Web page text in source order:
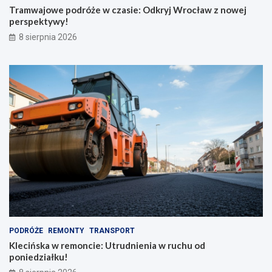
r
a
d
n
y
m
p
l
e
c
a
k
e
m
p
e
e
k
t
y
w
y
!
Tramwajowe podróże w czasie: Odkryj Wrocław z nowej
perspektywy!
8 sierpnia 2026
PODRÓŻE REMONTY TRANSPORT
Klecińska w remoncie: Utrudnienia w ruchu od
poniedziałku!